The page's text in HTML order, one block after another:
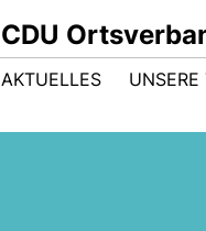
CDU
AKTUELLES